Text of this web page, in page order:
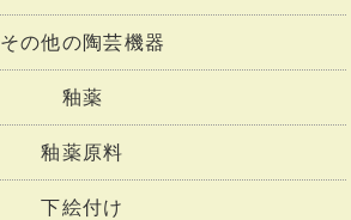
その他の陶芸機器
釉薬
釉薬原料
下絵付け